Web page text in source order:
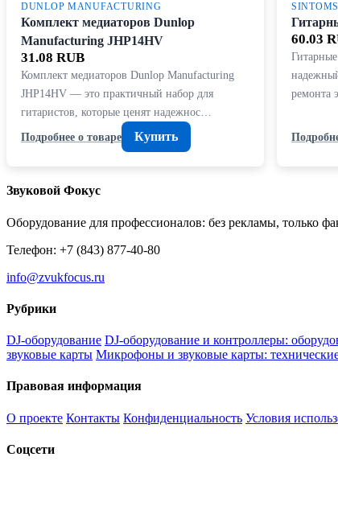
DUNLOP MANUFACTURING
Комплект медиаторов Dunlop
Manufacturing JHP14HV
31.08 RUB
Комплект медиаторов Dunlop Manufacturing
JHP14HV — это практичный набор для
гитаристов, которые ценят надежнос…
Подробнее о товаре
Купить
SINTOMS
60.03
ремонта
Звуковой Фокус
Оборудование для профессионалов: без рекламы, только
Телефон: +7 (843) 877-40-80
info@zvukfocus.ru
Рубрики
DJ-оборудование DJ-оборудование и контроллеры:
звуковые карты Микрофоны и звуковые карты:
Правовая информация
О проекте Контакты Конфиденциальность Условия
Соцсети